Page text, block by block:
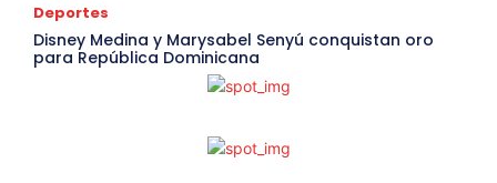
Deportes
Disney Medina y Marysabel Senyú conquistan oro
para República Dominicana